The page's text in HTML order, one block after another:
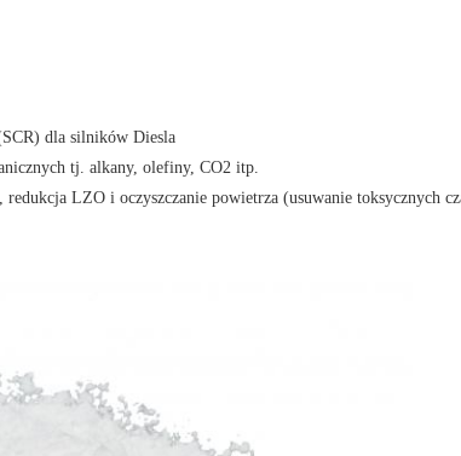
dla silników Diesla
tj. alkany, olefiny, CO2 itp.
LZO i oczyszczanie powietrza (usuwanie toksycznych